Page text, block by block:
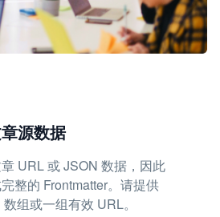
源数据
URL 或 JSON 数据，因此
整的 Frontmatter。请提供
组或一组有效 URL。